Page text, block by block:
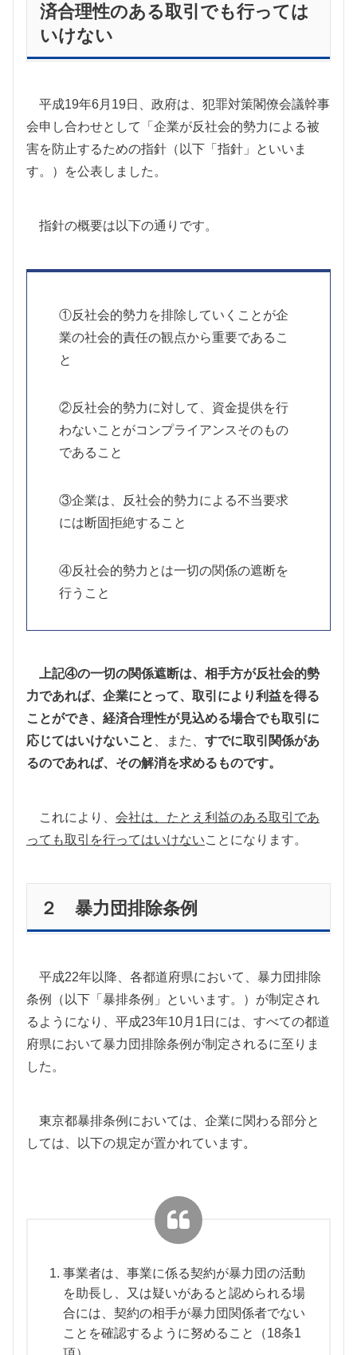
済合理性のある取引でも行っては
いけない
平成19年6月 19日、政府は、犯罪対策閣僚会議幹事
会申し合わせとして「企業が反社会的勢力による被
害を防止するための指針（以下「指針」といいま
す。）を公表しました。
指針の概要は以下の通りです。
①反社会的勢力を排除していくことが企
業の社会的責任の観点から重要であるこ
と
②反社会的勢力に対して、資金提供を行
わないことがコンプライアンスそのもの
であること
③企業は、反社会的勢力による不当要求
には断固拒絶すること
④反社会的勢力とは一切の関係の遮断を
行うこと
上記④の一切の関係遮断は、相手方が反社会的勢
力であれば、企業にとって、取引により利益を得る
ことができ、経済合理性が見込める場合でも取引に
応じてはいけないこと
、また、 すでに取引関係があ
るのであれば、その解消を求めるものです。
これにより、 会社は、たとえ利益のある取引であ
っても取引を行ってはいけないことになります。
２ 暴力団排除条例
平成22年以降、各都道府県において、暴力団排除
条例（以下「暴排条例」といいます。）が制定され
るようになり、平成23年10月 1 日には、すべての都道
府県において暴力団排除条例が制定されるに至りま
した。
東京都暴排条例においては、企業に関わる部分と
しては、以下の規定が置かれています。
事業者は、事業に係る契約が暴力団の活動
を助長し、又は疑いがあると認められる場
合には、契約の相手が暴力団関係者でない
ことを確認するように努めること（18条1